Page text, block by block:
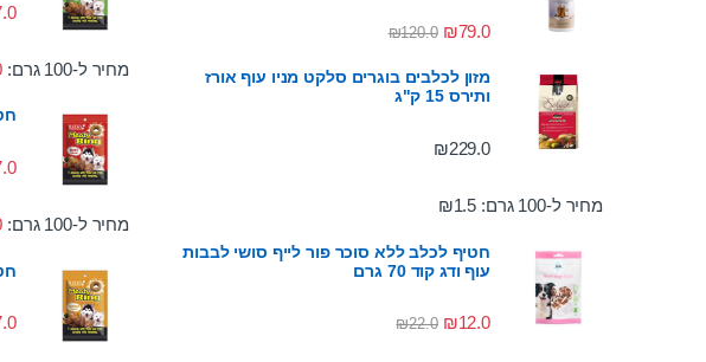
₪79.0
₪120.0
מזון לכלבים בוגרים סלקט מניו עוף אורז
ותירס 15 ק"ג
₪229.0
מחיר ל-100 גרם: ₪1.5
חטיף לכלב ללא סוכר פור לייף סושי לבבות
עוף ודג קוד 70 גרם
₪12.0
₪22.0
מחיר ל-100 גרם:
מחיר ל-100 גרם: